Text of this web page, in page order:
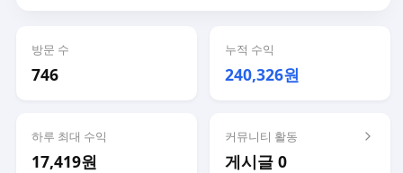
방문 수
746
누적 수익
240,326원
하루 최대 수익
17,419원
커뮤니티 활동
게시글 0